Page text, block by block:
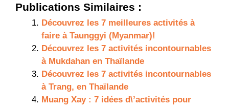
Publications Similaires :
Découvrez les 7 meilleures activités à
faire à Taunggyi (Myanmar)!
Découvrez les 7 activités incontournables
à Mukdahan en Thaïlande
Découvrez les 7 activités incontournables
à Trang, en Thaïlande
Muang Xay : 7 idées d\’activités pour